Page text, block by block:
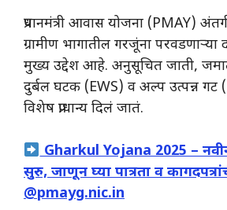
प्रधानमंत्री आवास योजना (PMAY)
ग्रामीण भागातील गरजूंना परवडणाऱ्या
मुख्य उद्देश आहे. अनुसूचित जाती,
दुर्बल घटक (EWS) व अल्प उत्पन्न गट
विशेष प्राधान्य दिलं जातं.
Gharkul Yojana 2025 – नवीन
सुरु, जाणून घ्या पात्रता व
@pmayg.nic.in